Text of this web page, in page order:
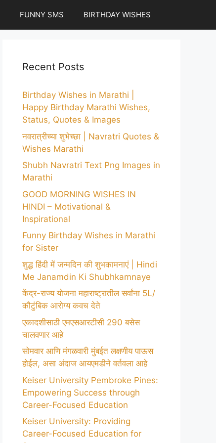
FUNNY SMS BIRTHDAY WISHES
Recent Posts
Birthday Wishes in Marathi |
Happy Birthday Marathi Wishes,
Status, Quotes & Images
नवरात्रीच्या शुभेच्छा | Navratri Quotes &
Wishes Marathi
Shubh Navratri Text Png Images in
Marathi
GOOD MORNING WISHES IN
HINDI – Motivational &
Inspirational
Funny Birthday Wishes in Marathi
for Sister
शुद्ध हिंदी में जन्मदिन की शुभकामनाएं | Hindi
Me Janamdin Ki Shubhkamnaye
केंद्र-राज्य योजना महाराष्ट्रातील सर्वांना 5L/
कौटुंबिक आरोग्य कवच देते
एकादशीसाठी एमएसआरटीसी 290 बसेस
चालवणार आहे
सोमवार आणि मंगळवारी मुंबईत लक्षणीय पाऊस
होईल, असा अंदाज आयएमडीने वर्तवला आहे
Keiser University Pembroke Pines:
Empowering Success through
Career-Focused Education
Keiser University: Providing
Career-Focused Education for